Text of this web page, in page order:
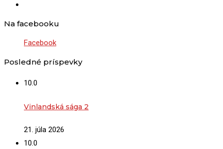
Na facebooku
Facebook
Posledné príspevky
10.0
Vinlandská sága 2
21. júla 2026
10.0